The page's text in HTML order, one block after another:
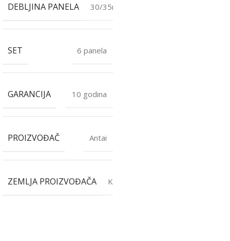
DEBLJINA PANELA 30/35mm
SET 6 panela
GARANCIJA 10 godina
PROIZVOĐAČ Antai
ZEMLJA PROIZVOĐAČA Kina